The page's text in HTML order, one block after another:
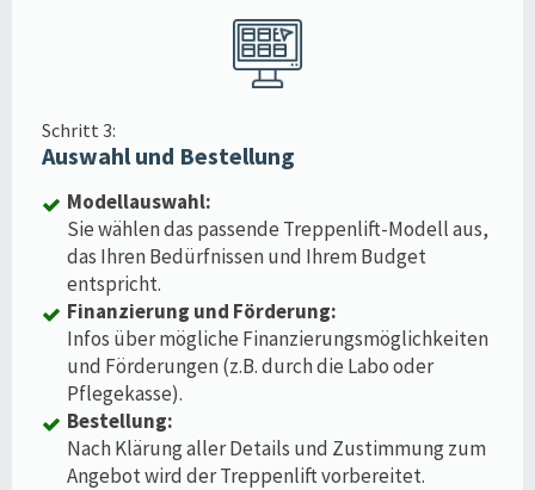
Schritt 3:
Auswahl und Bestellung
Modellauswahl:
Sie wählen das passende Treppenlift-Modell aus,
das Ihren Bedürfnissen und Ihrem Budget
entspricht.
Finanzierung und Förderung:
Infos über mögliche Finanzierungsmöglichkeiten
und Förderungen (z.B. durch die Labo oder
Pflegekasse).
Bestellung:
Nach Klärung aller Details und Zustimmung zum
Angebot wird der Treppenlift vorbereitet.